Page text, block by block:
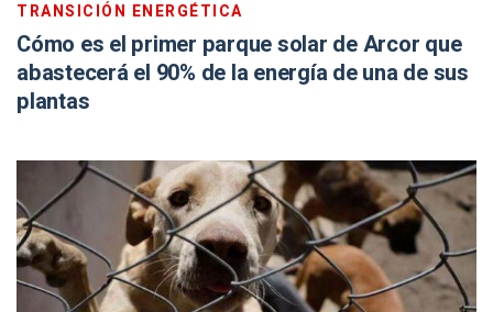
TRANSICIÓN ENERGÉTICA
Cómo es el primer parque solar de Arcor que
abastecerá el 90% de la energía de una de sus
plantas